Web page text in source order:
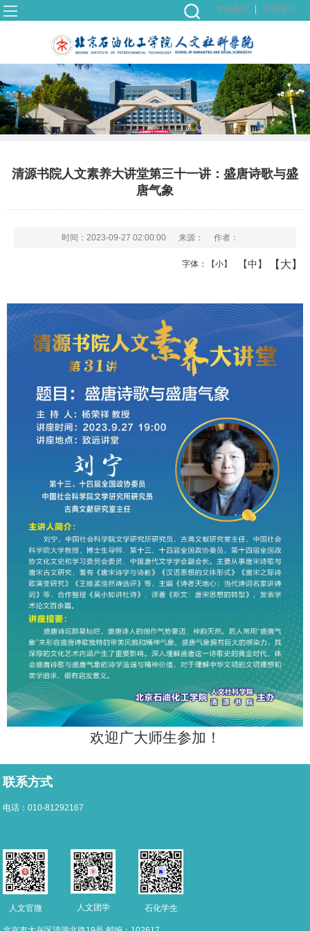
学校首页 学院首页
清源书院人文素养大讲堂第三十一讲：盛唐诗歌与盛
唐气象
时间：2023-09-27 02:00:00 来源： 作者：
字体： 【小】 【中】 【大】
欢迎广大师生参加！
联系方式
电话：010-81292167
人文官微 人文团学 石化学生